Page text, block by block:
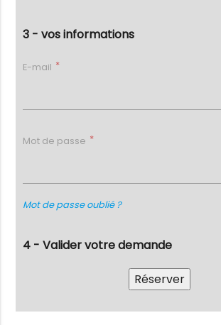
3 - vos informations
E-mail
Mot de passe
Mot de passe oublié ?
4 - Valider votre demande